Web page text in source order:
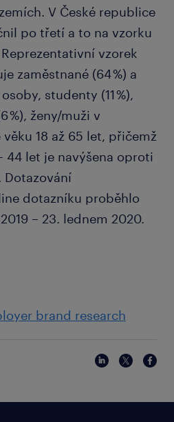
V České republice
po třetí a to na vzorku
vzorek
zaměstnané (64 %) a
studenty (11 %),
%), ženy/muži v
věku 18 až 65 let, přičemž
44 let je navýšena oproti
dotazníku proběhlo
– 23. lednem 2020.
brand research